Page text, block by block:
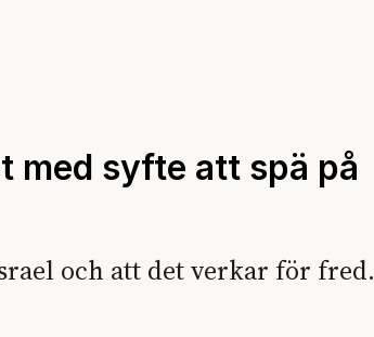
med syfte att spä på
och att det verkar för fred.